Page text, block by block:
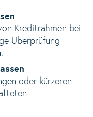
Kreditrahmen bei
Überprüfung
oder kürzeren